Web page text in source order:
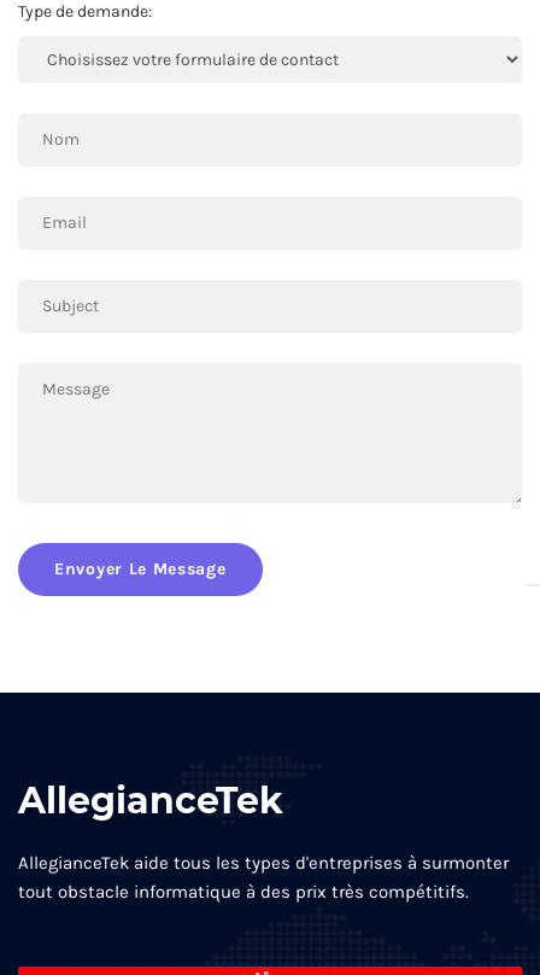
Type de demande:
Envoyer Le Message
AllegianceTek
AllegianceTek aide tous les types d'entreprises à surmonter
tout obstacle informatique à des prix très compétitifs.